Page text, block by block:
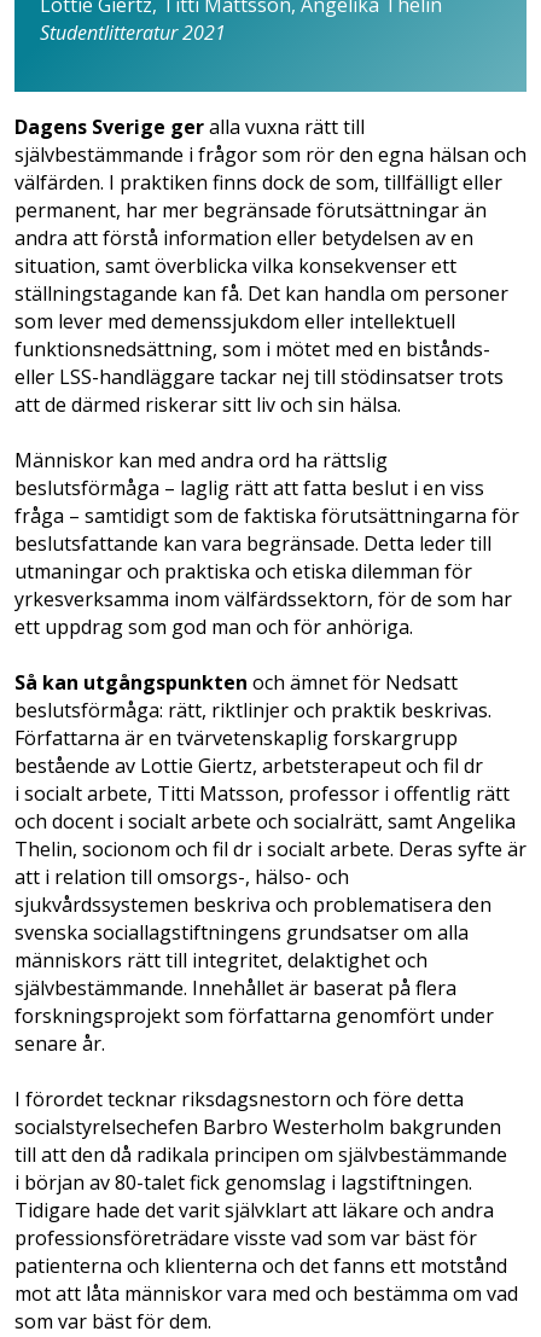
Studentlitteratur 2021
Dagens Sverige geralla vuxna rätt till
självbestämmande i frågor som rör den egna hälsan och
välfärden. I praktiken finns dock de som, tillfälligt eller
permanent, har mer begränsade förutsättningar än
andra att förstå information eller betydelsen av en
situation, samt överblicka vilka konsekvenser ett
ställningstagande kan få. Det kan handla om personer
som lever med demenssjukdom eller intellektuell
funktionsnedsättning, som i mötet med en bistånds-
eller LSS-handläggare tackar nej till stödinsatser trots
att de därmed riskerar sitt liv och sin hälsa.
Människor kan med andra ord ha rättslig
beslutsförmåga – laglig rätt att fatta beslut i en viss
fråga – samtidigt som de faktiska förutsättningarna för
beslutsfattande kan vara begränsade. Detta leder till
utmaningar och praktiska och etiska dilemman för
yrkesverksamma inom välfärdssektorn, för de som har
ett uppdrag som god man och för anhöriga.
Så kan utgångspunkten och ämnet för Nedsatt
beslutsförmåga: rätt, riktlinjer och praktik beskrivas.
Författarna är en tvärvetenskaplig forskargrupp
bestående av Lottie Giertz, arbetsterapeut och fil dr
i socialt arbete, Titti Matsson, professor i offentlig rätt
och docent i socialt arbete och socialrätt, samt Angelika
Thelin, socionom och fil dr i socialt arbete. Deras syfte är
att i relation till omsorgs-, hälso- och
sjukvårdssystemen beskriva och problematisera den
svenska sociallagstiftningens grundsatser om alla
människors rätt till integritet, delaktighet och
självbestämmande. Innehållet är baserat på flera
forsknings­projekt som författarna genomfört under
senare år.
I förordet tecknar riksdagsnestorn och före detta
socialstyrelsechefen Barbro Westerholm bakgrunden
till att den då radikala principen om självbestämmande
i början av 80-talet fick genomslag i lagstiftningen.
Tidigare hade det varit självklart att läkare och andra
professionsföreträdare visste vad som var bäst för
patienterna och klienterna och det fanns ett motstånd
mot att låta människor vara med och bestämma om vad
som var bäst för dem.